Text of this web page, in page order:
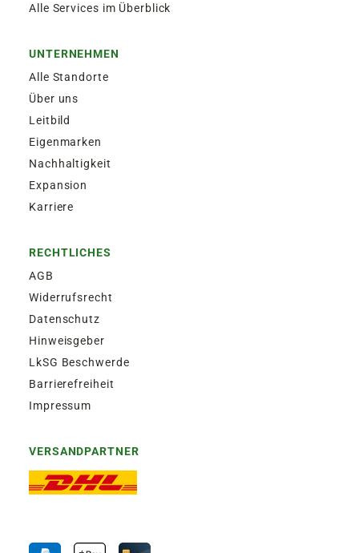
Alle Services im Überblick
UNTERNEHMEN
Alle Standorte
Über uns
Leitbild
Eigenmarken
Nachhaltigkeit
Expansion
Karriere
RECHTLICHES
AGB
Widerrufsrecht
Datenschutz
Hinweisgeber
LkSG Beschwerde
Barrierefreiheit
Impressum
VERSANDPARTNER